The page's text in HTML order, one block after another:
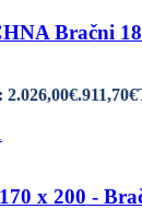
Bračni
911,70€
x 200 -